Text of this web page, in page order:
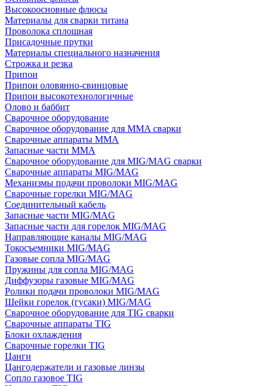
Высокоосновные флюсы
Материалы для сварки титана
Проволока сплошная
Присадочные прутки
Материалы специального назначения
Строжка и резка
Припои
Припои оловянно-свинцовые
Припои высокотехнологичные
Олово и баббит
Сварочное оборудование
Сварочное оборудование для MMA сварки
Сварочные аппараты MMA
Запасные части MMA
Сварочное оборудование для MIG/MAG сварки
Сварочные аппараты MIG/MAG
Механизмы подачи проволоки MIG/MAG
Сварочные горелки MIG/MAG
Соединительный кабель
Запасные части MIG/MAG
Запасные части для горелок MIG/MAG
Направляющие каналы MIG/MAG
Токосъемники MIG/MAG
Газовые сопла MIG/MAG
Пружины для сопла MIG/MAG
Диффузоры газовые MIG/MAG
Ролики подачи проволоки MIG/MAG
Шейки горелок (гусаки) MIG/MAG
Сварочное оборудование для TIG сварки
Сварочные аппараты TIG
Блоки охлаждения
Сварочные горелки TIG
Цанги
Цангодержатели и газовые линзы
Сопло газовое TIG